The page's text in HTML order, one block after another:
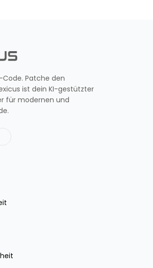
Code. Patche den
ist dein KI-gestützter
für modernen und